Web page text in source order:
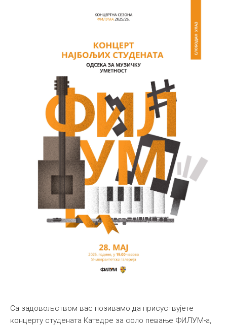
Са задовољством вас позивамо да присуствујете
концерту студената Катедре за соло певање ФИЛУМ-а,